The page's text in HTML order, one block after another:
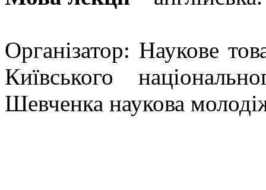
Організатор: Наукове
Київського
Шевченка наукова